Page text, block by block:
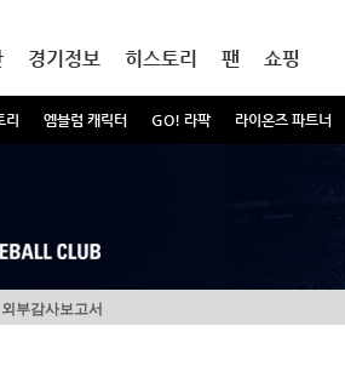
리 엠블럼 캐릭터 GO! 라팍 라이온즈 파트너
경기정보 히스토리 팬 쇼핑
외부감사보고서